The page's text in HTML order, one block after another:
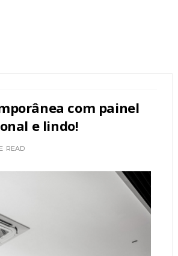
com painel
e lindo!
READ